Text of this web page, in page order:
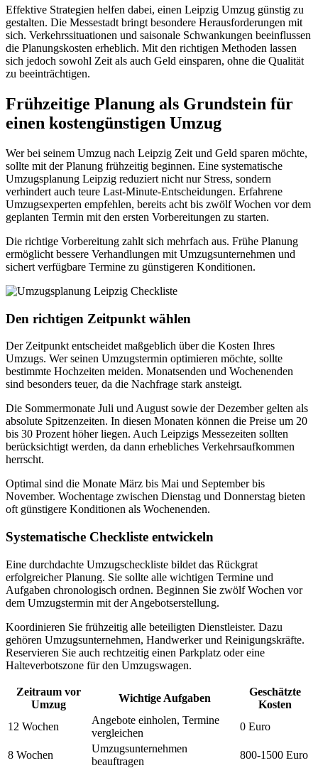
Effektive Strategien helfen dabei, einen Leipzig Umzug günstig zu
gestalten. Die Messestadt bringt besondere Herausforderungen mit
sich. Verkehrssituationen und saisonale Schwankungen beeinflussen
die Planungskosten erheblich. Mit den richtigen Methoden lassen
sich jedoch sowohl Zeit als auch Geld einsparen, ohne die Qualität
zu beeinträchtigen.
Frühzeitige Planung als Grundstein für
einen kostengünstigen Umzug
Wer bei seinem Umzug nach Leipzig Zeit und Geld sparen möchte,
sollte mit der Planung frühzeitig beginnen. Eine systematische
Umzugsplanung Leipzig reduziert nicht nur Stress, sondern
verhindert auch teure Last-Minute-Entscheidungen. Erfahrene
Umzugsexperten empfehlen, bereits acht bis zwölf Wochen vor dem
geplanten Termin mit den ersten Vorbereitungen zu starten.
Die richtige Vorbereitung zahlt sich mehrfach aus. Frühe Planung
ermöglicht bessere Verhandlungen mit Umzugsunternehmen und
sichert verfügbare Termine zu günstigeren Konditionen.
Den richtigen Zeitpunkt wählen
Der Zeitpunkt entscheidet maßgeblich über die Kosten Ihres
Umzugs. Wer seinen Umzugstermin optimieren möchte, sollte
bestimmte Hochzeiten meiden. Monatsenden und Wochenenden
sind besonders teuer, da die Nachfrage stark ansteigt.
Die Sommermonate Juli und August sowie der Dezember gelten als
absolute Spitzenzeiten. In diesen Monaten können die Preise um 20
bis 30 Prozent höher liegen. Auch Leipzigs Messezeiten sollten
berücksichtigt werden, da dann erhebliches Verkehrsaufkommen
herrscht.
Optimal sind die Monate März bis Mai und September bis
November. Wochentage zwischen Dienstag und Donnerstag bieten
oft günstigere Konditionen als Wochenenden.
Systematische Checkliste entwickeln
Eine durchdachte Umzugscheckliste bildet das Rückgrat
erfolgreicher Planung. Sie sollte alle wichtigen Termine und
Aufgaben chronologisch ordnen. Beginnen Sie zwölf Wochen vor
dem Umzugstermin mit der Angebotserstellung.
Koordinieren Sie frühzeitig alle beteiligten Dienstleister. Dazu
gehören Umzugsunternehmen, Handwerker und Reinigungskräfte.
Reservieren Sie auch rechtzeitig einen Parkplatz oder eine
Halteverbotszone für den Umzugswagen.
Zeitraum vor
Umzug
Wichtige Aufgaben
Geschätzte
Kosten
12 Wochen
Angebote einholen, Termine
vergleichen
0 Euro
8 Wochen
Umzugsunternehmen
beauftragen
800-1500 Euro